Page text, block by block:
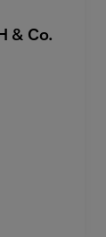
& Co.